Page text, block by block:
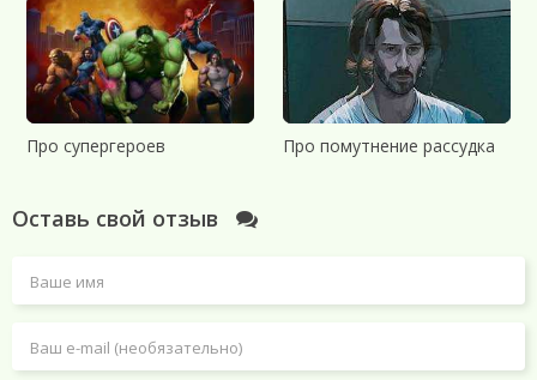
Про супергероев Про помутнение рассудка
Оставь свой отзыв